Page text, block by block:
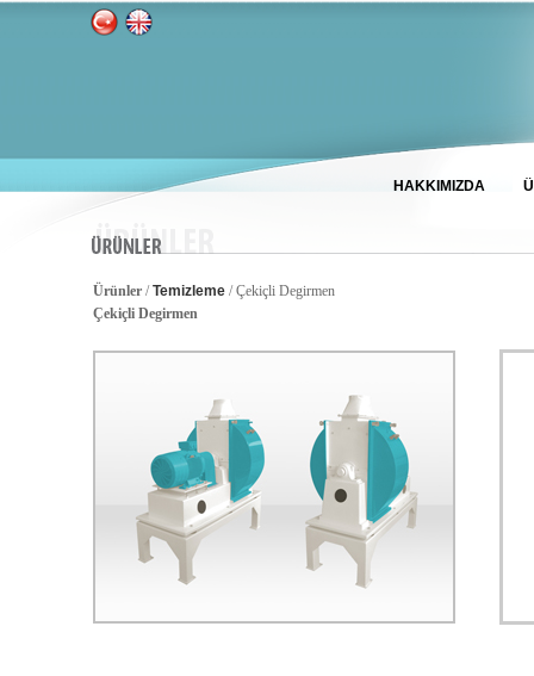
HAKKIMIZDA
Ürünler /Temizleme / Çekiçli Degirmen
Çekiçli Degirmen